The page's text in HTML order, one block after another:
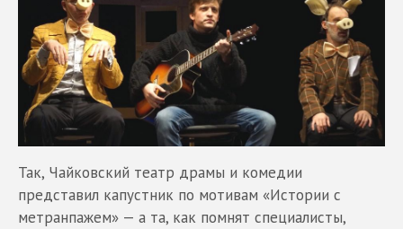
Так, Чайковский театр драмы и комедии
представил капустник по мотивам «Истории с
метранпажем» — а та, как помнят специалисты,